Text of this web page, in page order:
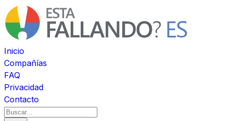
Inicio
Compañías
FAQ
Privacidad
Contacto